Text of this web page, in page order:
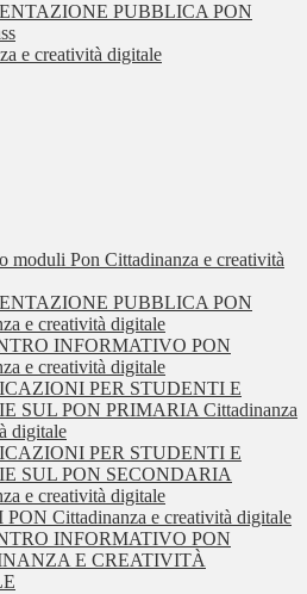
PUBBLICA PON
e creatività digitale
moduli Pon Cittadinanza e creatività
PUBBLICA PON
e creatività digitale
INFORMATIVO PON
e creatività digitale
PER STUDENTI E
SUL PON PRIMARIA Cittadinanza
digitale
PER STUDENTI E
SUL PON SECONDARIA
e creatività digitale
Cittadinanza e creatività digitale
INFORMATIVO PON
E CREATIVITÀ